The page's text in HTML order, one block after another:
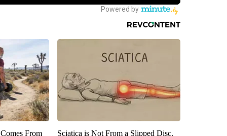
From
Sciatica is Not From a Slipped Disc.